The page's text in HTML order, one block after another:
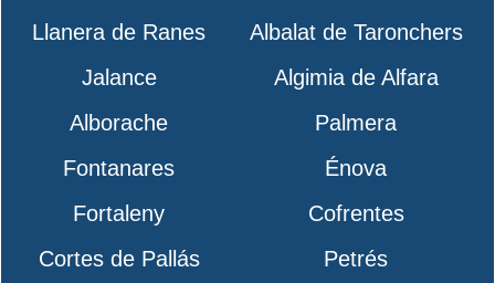
Llanera de Ranes
Albalat de Taronchers
Jalance
Algimia de Alfara
Alborache
Palmera
Fontanares
Énova
Fortaleny
Cofrentes
Cortes de Pallás
Petrés